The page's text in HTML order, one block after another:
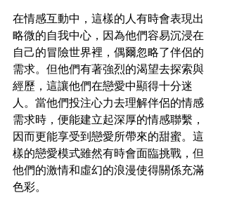
在情感互動中，這樣的人有時會表現出
略微的自我中心，因為他們容易沉浸在
自己的冒險世界裡，偶爾忽略了伴侶的
需求。但他們有著強烈的渴望去探索與
經歷，這讓他們在戀愛中顯得十分迷
人。當他們投注心力去理解伴侶的情感
需求時，便能建立起深厚的情感聯繫，
因而更能享受到戀愛所帶來的甜蜜。這
樣的戀愛模式雖然有時會面臨挑戰，但
他們的激情和虛幻的浪漫使得關係充滿
色彩。